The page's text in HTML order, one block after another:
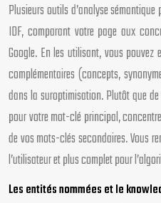
Plusieurs outils d’analyse
IDF, comparant votre page aux
Google. En les utilisant, vous
complémentaires (concepts,
dans la suroptimisation. Plutôt que
pour votre mot-clé principal,
de vos mots-clés secondaires. Vous
l’utilisateur et plus complet pour
Les entités nommées et le